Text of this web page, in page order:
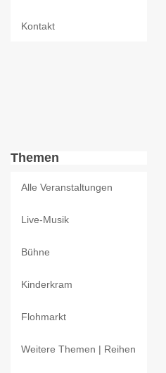
Kontakt
Themen
Alle Veranstaltungen
Live-Musik
Bühne
Kinderkram
Flohmarkt
Weitere Themen | Reihen